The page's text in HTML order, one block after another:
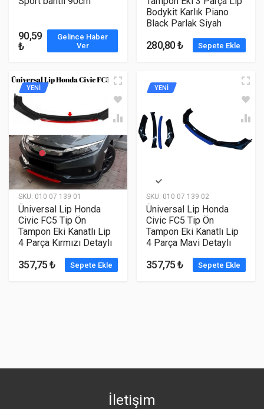
90,59
₺
Gelince Haber
Ver
Bodykit Karlık Piano
Black Parlak Siyah
280,80 ₺ Sepete Ekle
SKU: 010 07 139 01
YENİ
Üniversal Lip Honda
Civic FC5 Tip Ön
Tampon Eki Kanatlı Lip
4 Parça Kırmızı Detaylı
357,75 ₺ Sepete Ekle
SKU: 010 07 139 02
YENİ
Üniversal Lip Honda
Civic FC5 Tip Ön
Tampon Eki Kanatlı Lip
4 Parça Mavi Detaylı
357,75 ₺ Sepete Ekle
İletişim